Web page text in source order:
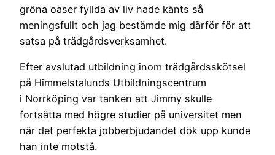
gröna oaser fyllda av liv hade känts så
meningsfullt och jag bestämde mig därför för att
satsa på trädgårdsverksamhet.
Efter avslutad utbildning inom trädgårdsskötsel
på Himmelstalunds Utbildningscentrum
i Norrköping var tanken att Jimmy skulle
fortsätta med högre studier på universitet men
när det perfekta jobberbjudandet dök upp kunde
han inte motstå.